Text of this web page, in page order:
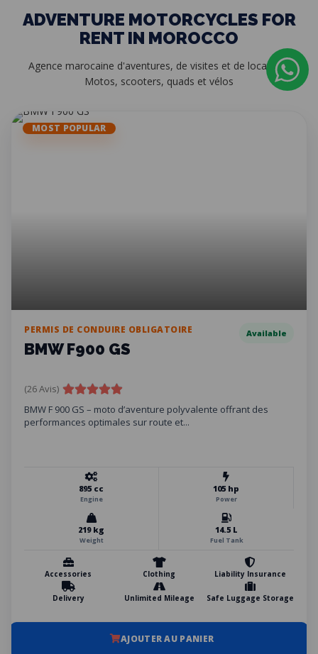
ADVENTURE MOTORCYCLES FOR
RENT IN MOROCCO
Agence marocaine d'aventures, de visites et de location :
Motos, scooters, quads et vélos
MOST POPULAR
PERMIS DE CONDUIRE OBLIGATOIRE
BMW F900 GS
Available
(26 Avis)
BMW F 900 GS – moto d’aventure polyvalente offrant des
performances optimales sur route et...
895 cc
Engine
105 hp
Power
219 kg
Weight
14.5 L
Fuel Tank
Accessories Clothing Liability Insurance
Delivery Unlimited Mileage Safe Luggage Storage
AJOUTER AU PANIER